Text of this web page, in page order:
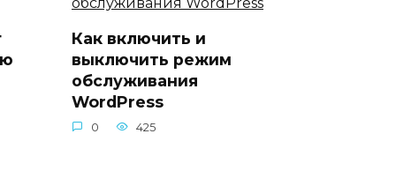
Как включить и
выключить режим
обслуживания
WordPress
0 425